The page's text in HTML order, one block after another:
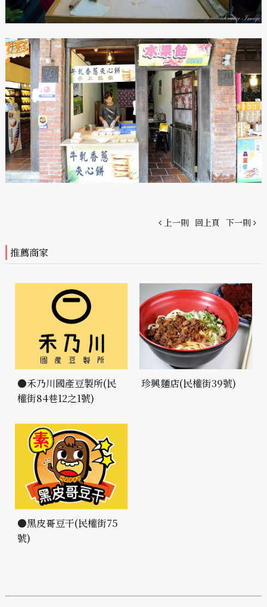
上一則 回上頁 下一則
推薦商家
●禾乃川國產豆製所(民
權街84巷12之1號)
珍興麵店(民權街39號)
●黑皮哥豆干(民權街75
號)